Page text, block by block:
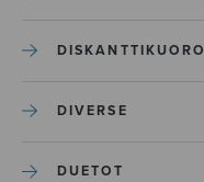
DISKANTTIKUORO
DIVERSE
DUETOT